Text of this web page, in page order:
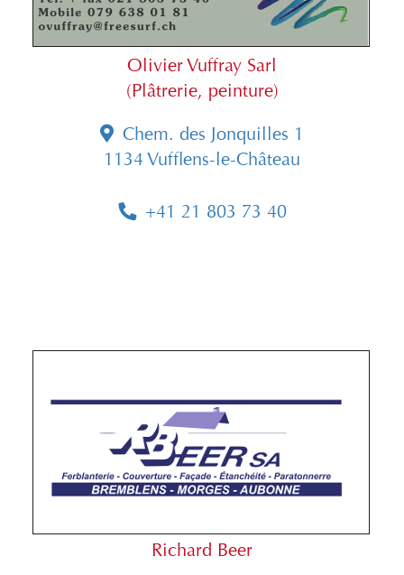
Olivier Vuffray Sarl
(Plâtrerie, peinture)
Chem. des Jonquilles 1
1134 Vufflens-le-Château
+41 21 803 73 40
Richard Beer